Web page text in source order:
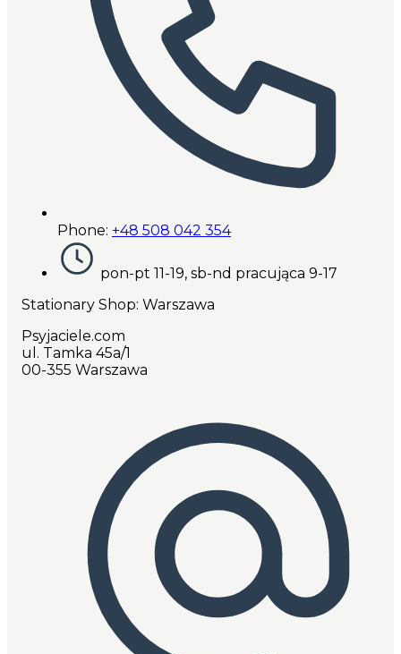
Phone: +48 508 042 354
pon-pt 11-19, sb-nd pracująca 9-17
Stationary Shop: Warszawa
Psyjaciele.com
ul. Tamka 45a/1
00-355 Warszawa